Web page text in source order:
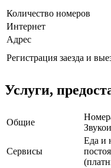
Количество номеров
Интернет
Адрес
Регистрация заезда и
Услуги,
Общие
Сервисы
Еда и